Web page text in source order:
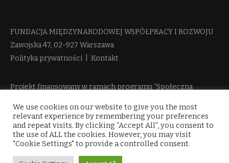
FUNDACJA MIĘDZYNARODOWEJ WSPÓŁPRACY I ROZWOJU​
Zawojska 47, 02-927 Warszawa
Polityka prywatności
Kontakt
Projekt finansowany w ramach programu “Społeczna
więcej informacji
We use cookies on our website to give you the most
relevant experience by remembering your preferences
and repeat visits. By clicking “Accept All”, you consent to
the use of ALL the cookies. However, you may visit
"Cookie Settings" to provide a controlled consent.